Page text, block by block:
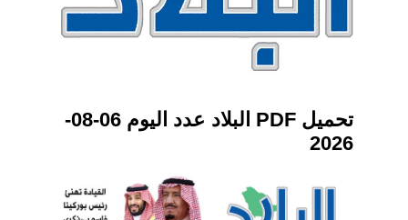
تحميل PDF البلاد عدد اليوم 06-08-
2026